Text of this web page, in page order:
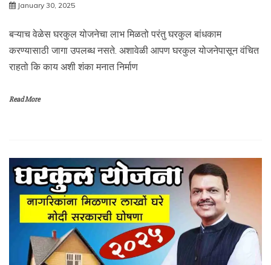
January 30, 2025
बऱ्याच वेळेस घरकुल योजनेचा लाभ मिळतो परंतु घरकुल बांधकाम
करण्यासाठी जागा उपलब्ध नसते. अशावेळी आपण घरकुल योजनेपासून वंचित
राहतो कि काय अशी शंका मनात निर्माण
Read More